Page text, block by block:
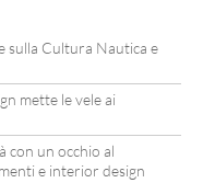
sulla Cultura Nautica e
mette le vele ai
con un occhio al
e interior design